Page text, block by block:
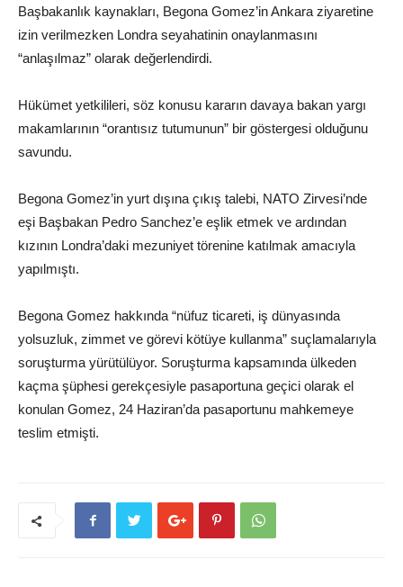
Başbakanlık kaynakları, Begona Gomez’in Ankara ziyaretine
izin verilmezken Londra seyahatinin onaylanmasını
“anlaşılmaz” olarak değerlendirdi.
Hükümet yetkilileri, söz konusu kararın davaya bakan yargı
makamlarının “orantısız tutumunun” bir göstergesi olduğunu
savundu.
Begona Gomez’in yurt dışına çıkış talebi, NATO Zirvesi’nde
eşi Başbakan Pedro Sanchez’e eşlik etmek ve ardından
kızının Londra’daki mezuniyet törenine katılmak amacıyla
yapılmıştı.
Begona Gomez hakkında “nüfuz ticareti, iş dünyasında
yolsuzluk, zimmet ve görevi kötüye kullanma” suçlamalarıyla
soruşturma yürütülüyor. Soruşturma kapsamında ülkeden
kaçma şüphesi gerekçesiyle pasaportuna geçici olarak el
konulan Gomez, 24 Haziran’da pasaportunu mahkemeye
teslim etmişti.